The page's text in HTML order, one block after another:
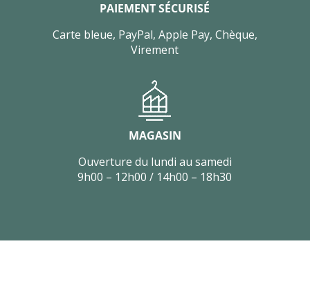
PAIEMENT SÉCURISÉ
Carte bleue, PayPal, Apple Pay, Chèque,
Virement
MAGASIN
Ouverture du lundi au samedi
9h00 – 12h00 / 14h00 – 18h30